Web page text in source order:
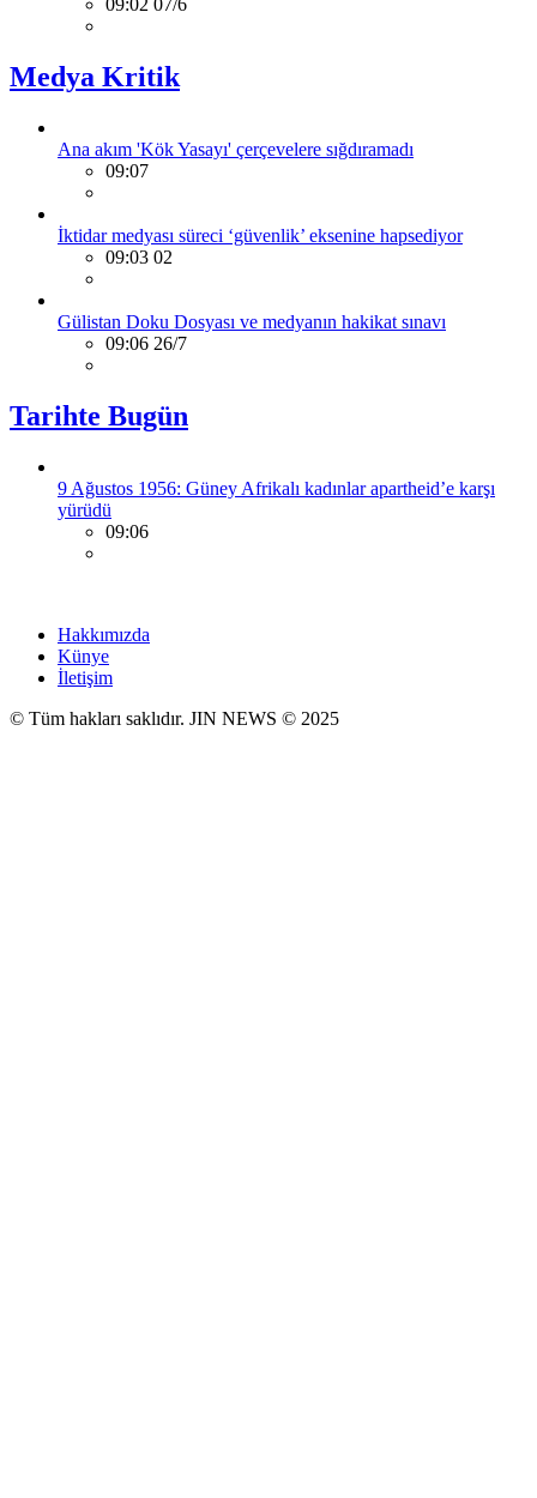
09:02 07/6
Medya Kritik
Ana akım 'Kök Yasayı' çerçevelere sığdıramadı
09:07
İktidar medyası süreci ‘güvenlik’ eksenine hapsediyor
09:03 02
Gülistan Doku Dosyası ve medyanın hakikat sınavı
09:06 26/7
Tarihte Bugün
9 Ağustos 1956: Güney Afrikalı kadınlar apartheid’e karşı
yürüdü
09:06
Hakkımızda
Künye
İletişim
© Tüm hakları saklıdır. JIN NEWS © 2025